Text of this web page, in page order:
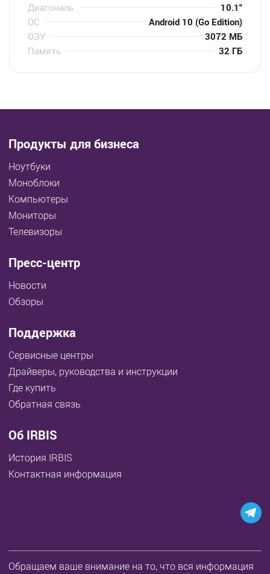
Диагональ
10.1″
ОС
Android 10 (Go Edition)
ОЗУ
3072 МБ
Память
32 ГБ
Продукты для бизнеса
Ноутбуки
Моноблоки
Компьютеры
Мониторы
Телевизоры
Пресс-центр
Новости
Обзоры
Поддержка
Сервисные центры
Драйверы, руководства и инструкции
Где купить
Обратная связь
Об IRBIS
История IRBIS
Контактная информация
Обращаем ваше внимание на то, что вся информация